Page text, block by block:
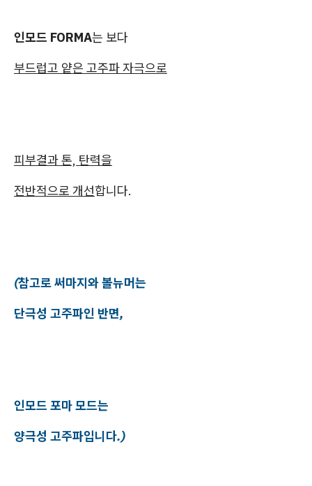
인모드 FORMA는 보다
부드럽고 얕은 고주파 자극으로
피부결과 톤, 탄력을
전반적으로 개선합니다.
(참고로 써마지와 볼뉴머는
단극성 고주파인 반면,
인모드 포마 모드는
양극성 고주파입니다.)